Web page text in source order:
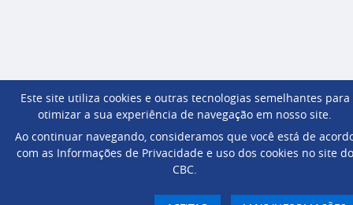
Este site utiliza cookies e outras tecnologias semelhantes para
otimizar a sua experiência de navegação em nosso site.
Ao continuar navegando, consideramos que você está de
com as Informações de Privacidade e uso dos cookies no site do
CBC.